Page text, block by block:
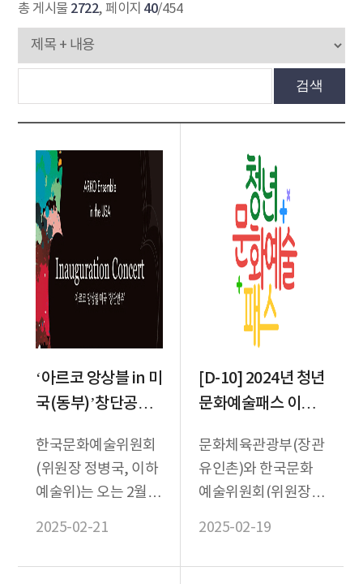
총 게시물 2722, 페이지 40/454
검색
‘아르코 앙상블 in 미
국(동부)’창단공연
한국문화예술위원회
(위원장 정병국, 이하
예술위)는 오는 2월
에 위치한 갤러리 A...
2025-02-21
[D-10] 2024년 청년
문화예술패스 이용
지 잊지 말고, 사용하
세요!
문화체육관광부(장관
유인촌)와 한국문화
예술위원회(위원장
기간이 오는 28일 만
2025-02-19